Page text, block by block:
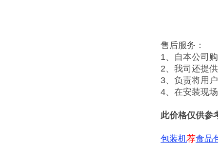
售后服务：
1、自本公司
2、我司还提
3、负责将用
4、在安装现
此价格仅供参
包装机荐食品